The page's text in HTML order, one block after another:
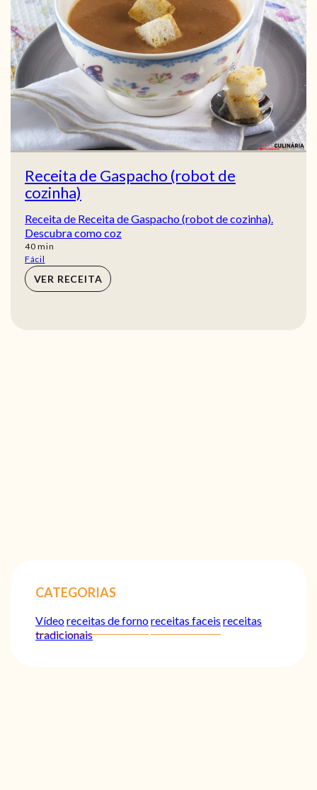
Receita de Gaspacho (robot de
cozinha)
Receita de Receita de Gaspacho (robot de cozinha).
Descubra como coz
40min
min
Fácil
VER RECEITA
CATEGORIAS
Vídeoreceitas de fornoreceitas faceis receitas
tradicionais